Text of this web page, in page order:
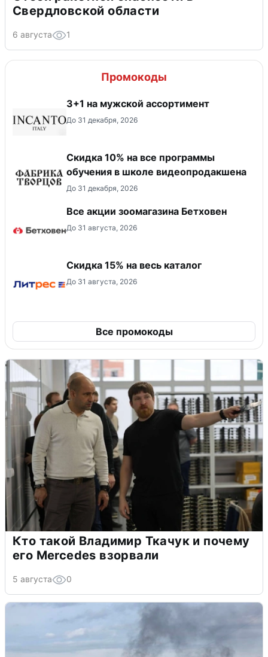
Свердловской области
6 августа 1
Промокоды
3+1 на мужской ассортимент
До 31 декабря, 2026
Скидка 10% на все программы
обучения в школе видеопродакшена
До 31 декабря, 2026
Все акции зоомагазина Бетховен
До 31 августа, 2026
Скидка 15% на весь каталог
До 31 августа, 2026
Все промокоды
Кто такой Владимир Ткачук и почему
его Mercedes взорвали
5 августа 0